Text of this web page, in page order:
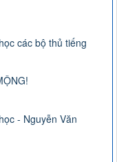
các bộ thủ tiếng
- Nguyễn Văn